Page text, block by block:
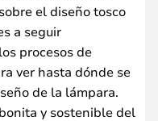
el diseño tosco
a seguir
procesos de
ver hasta dónde se
de la lámpara.
y sostenible del